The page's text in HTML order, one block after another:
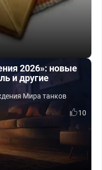
2026»: новые
и другие
Мира танков
10